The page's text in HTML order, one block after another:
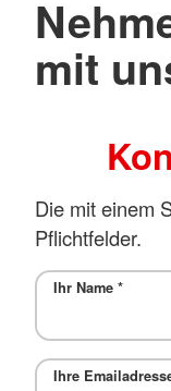
mit
Die mit einem
Pflichtfelder.
Ihr Name *
Ihre